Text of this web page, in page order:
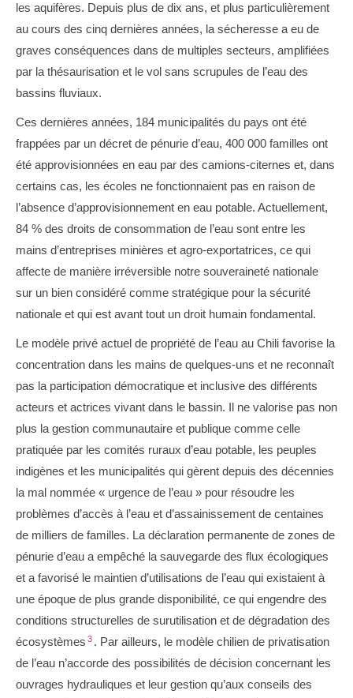
les aquifères. Depuis plus de dix ans, et plus particulièrement
au cours des cinq dernières années, la sécheresse a eu de
graves conséquences dans de multiples secteurs, amplifiées
par la thésaurisation et le vol sans scrupules de l’eau des
bassins fluviaux.
Ces dernières années, 184 municipalités du pays ont été
frappées par un décret de pénurie d’eau, 400 000 familles ont
été approvisionnées en eau par des camions-citernes et, dans
certains cas, les écoles ne fonctionnaient pas en raison de
l’absence d’approvisionnement en eau potable. Actuellement,
84 % des droits de consommation de l’eau sont entre les
mains d’entreprises minières et agro-exportatrices, ce qui
affecte de manière irréversible notre souveraineté nationale
sur un bien considéré comme stratégique pour la sécurité
nationale et qui est avant tout un droit humain fondamental.
Le modèle privé actuel de propriété de l’eau au Chili favorise la
concentration dans les mains de quelques-uns et ne reconnaît
pas la participation démocratique et inclusive des différents
acteurs et actrices vivant dans le bassin. Il ne valorise pas non
plus la gestion communautaire et publique comme celle
pratiquée par les comités ruraux d’eau potable, les peuples
indigènes et les municipalités qui gèrent depuis des décennies
la mal nommée « urgence de l’eau » pour résoudre les
problèmes d’accès à l’eau et d’assainissement de centaines
de milliers de familles. La déclaration permanente de zones de
pénurie d’eau a empêché la sauvegarde des flux écologiques
et a favorisé le maintien d’utilisations de l’eau qui existaient à
une époque de plus grande disponibilité, ce qui engendre des
conditions structurelles de surutilisation et de dégradation des
écosystèmes 3 . Par ailleurs, le modèle chilien de privatisation
de l’eau n’accorde des possibilités de décision concernant les
ouvrages hydrauliques et leur gestion qu’aux conseils des